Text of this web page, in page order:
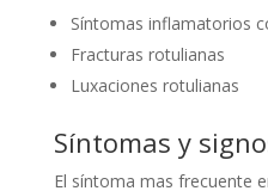
Síntomas inflamatorios
Fracturas rotulianas
Luxaciones rotulianas
Síntomas y
El síntoma mas frecuente